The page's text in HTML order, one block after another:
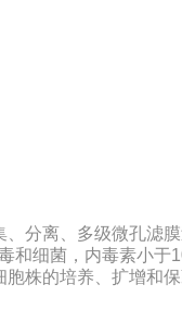
。无血清培养基比需
理。多数市场上出售
养基，其氨基酸和维
培养基葡萄糖的含
mg/L。DMEM早期
分离、多级微孔滤
和细菌，内毒素小于
株的培养、扩增和